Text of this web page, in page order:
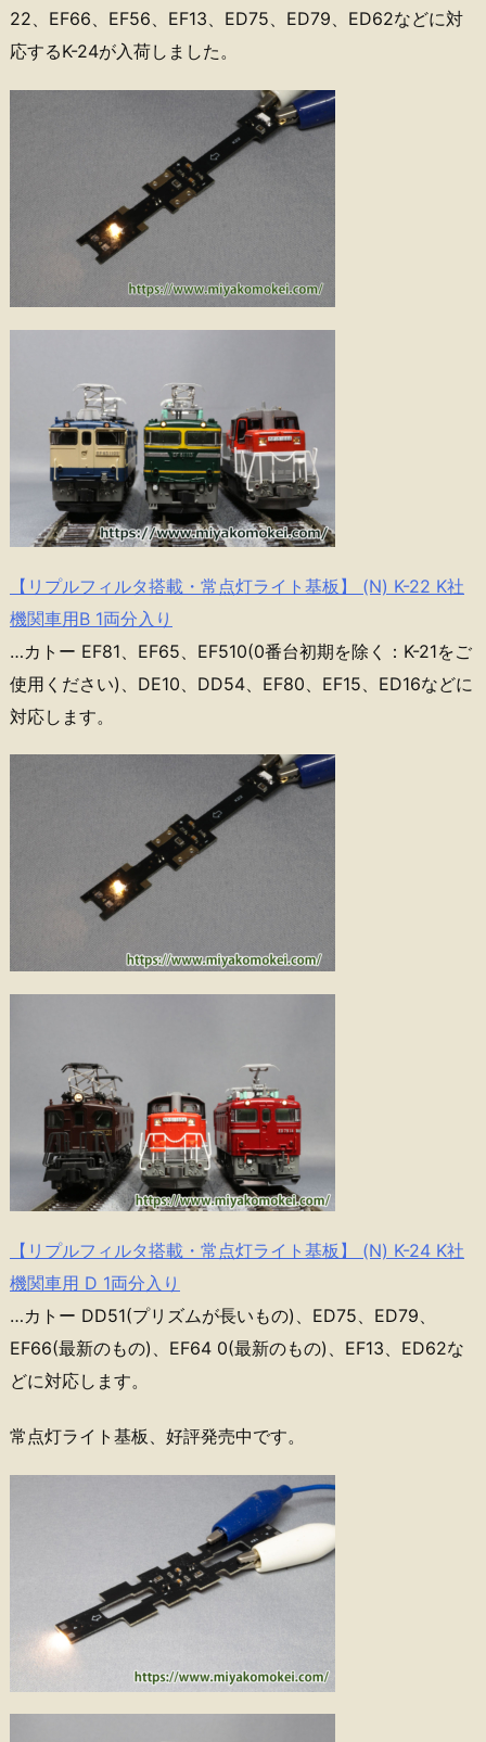
22、EF66、EF56、EF13、ED75、ED79、ED62などに対
応するK-24が入荷しました。
【リプルフィルタ搭載・常点灯ライト基板】 (N) K-22 K社
機関車用B 1両分入り
…カトー EF81、EF65、EF510(0番台初期を除く：K-21をご
使用ください)、DE10、DD54、EF80、EF15、ED16などに
対応します。
【リプルフィルタ搭載・常点灯ライト基板】 (N) K-24 K社
機関車用 D 1両分入り
…カトー DD51(プリズムが長いもの)、ED75、ED79、
EF66(最新のもの)、EF64 0(最新のもの)、EF13、ED62な
どに対応します。
常点灯ライト基板、好評発売中です。